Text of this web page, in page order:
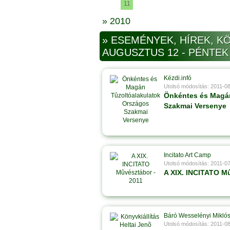
11
» 2010
» ESEMÉNYEK, HÍREK,
AUGUSZTUS 12 - PÉNTEK
Kézdi.infó
Utolsó módosítás: 2011-
Önkéntes és
Szakmai Versenye
Incitato Art Camp
Utolsó módosítás: 2011-
A XIX. INCITATO
Báró Wesselényi
Utolsó módosítás: 2011-